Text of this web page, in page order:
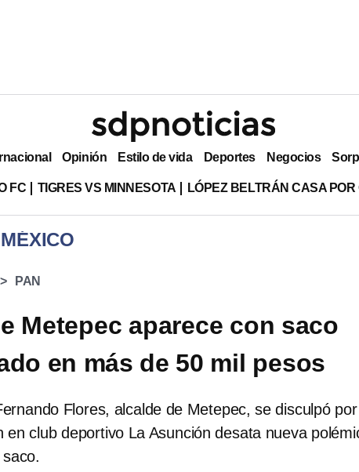
Opinión Estilo de vida Deportes Negocios
FC TIGRES VS MINNESOTA LÓPEZ BELTRÁN CASA
PAN
Metepec aparece con saco
en más de 50 mil pesos
Flores, alcalde de Metepec, se disculpó por
en club deportivo La Asunción desata nueva